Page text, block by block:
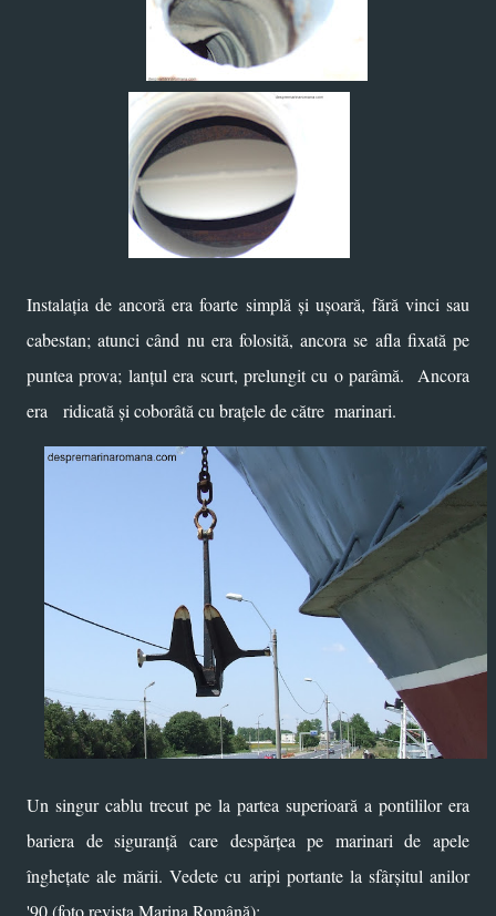
Instalația de ancoră era foarte simplă și ușoară, fără vinci sau
cabestan; atunci când nu era folosită, ancora se afla fixată pe
puntea prova; lanțul era scurt, prelungit cu o parâmă. Ancora
era ridicată și coborâtă cu brațele de către marinari.
Un singur cablu trecut pe la partea superioară a pontililor era
bariera de siguranță care despărțea pe marinari de apele
înghețate ale mării. Vedete cu aripi portante la sfârșitul anilor
'90 (foto revista Marina Română):